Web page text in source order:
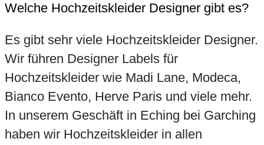
Welche Hochzeitskleider Designer gibt es?
Es gibt sehr viele Hochzeitskleider Designer.
Wir führen Designer Labels für
Hochzeitskleider wie Madi Lane, Modeca,
Bianco Evento, Herve Paris und viele mehr.
In unserem Geschäft in Eching bei Garching
haben wir Hochzeitskleider in allen